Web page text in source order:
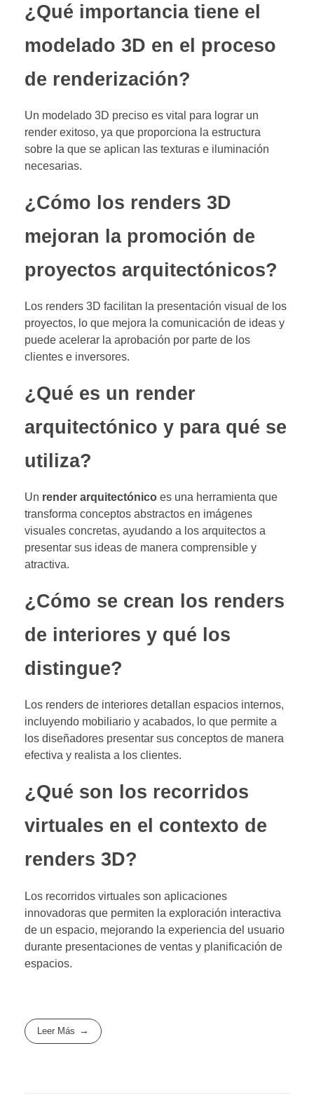
¿Qué importancia tiene el
modelado 3D en el proceso
de renderización?
Un modelado 3D preciso es vital para lograr un
render exitoso, ya que proporciona la estructura
sobre la que se aplican las texturas e iluminación
necesarias.
¿Cómo los renders 3D
mejoran la promoción de
proyectos arquitectónicos?
Los renders 3D facilitan la presentación visual de los
proyectos, lo que mejora la comunicación de ideas y
puede acelerar la aprobación por parte de los
clientes e inversores.
¿Qué es un render
arquitectónico y para qué se
utiliza?
Un render arquitectónico es una herramienta que
transforma conceptos abstractos en imágenes
visuales concretas, ayudando a los arquitectos a
presentar sus ideas de manera comprensible y
atractiva.
¿Cómo se crean los renders
de interiores y qué los
distingue?
Los renders de interiores detallan espacios internos,
incluyendo mobiliario y acabados, lo que permite a
los diseñadores presentar sus conceptos de manera
efectiva y realista a los clientes.
¿Qué son los recorridos
virtuales en el contexto de
renders 3D?
Los recorridos virtuales son aplicaciones
innovadoras que permiten la exploración interactiva
de un espacio, mejorando la experiencia del usuario
durante presentaciones de ventas y planificación de
espacios.
Leer Más